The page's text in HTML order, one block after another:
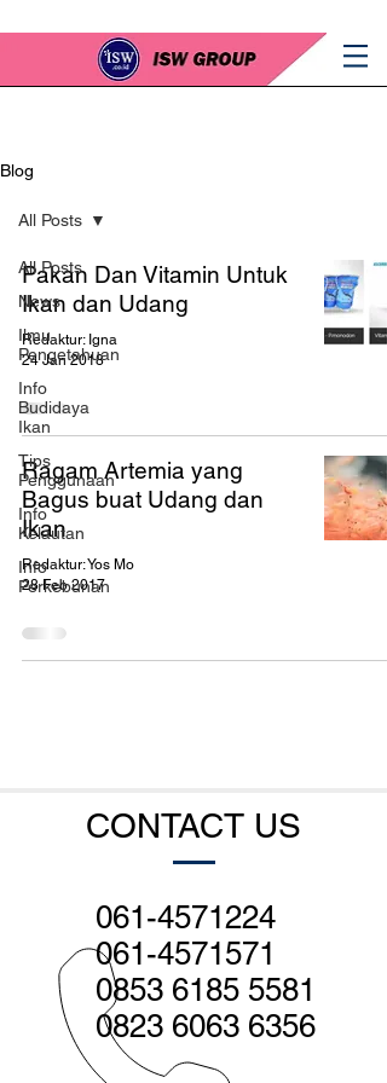
Blog
All Posts
News
Ilmu
Pengetahuan
Info
Budidaya
Ikan
Tips
Penggunaan
Info
Kelautan
Info
Perkebunan
All Posts
Pakan Dan Vitamin Untuk
Ikan dan Udang
Redaktur: Igna
24 Jan 2018
Ragam Artemia yang
Bagus buat Udang dan
Ikan
Redaktur: Yos Mo
28 Feb 2017
CONTACT US
061-4571224
061-4571571
0853 6185 5581
0823 6063 6356